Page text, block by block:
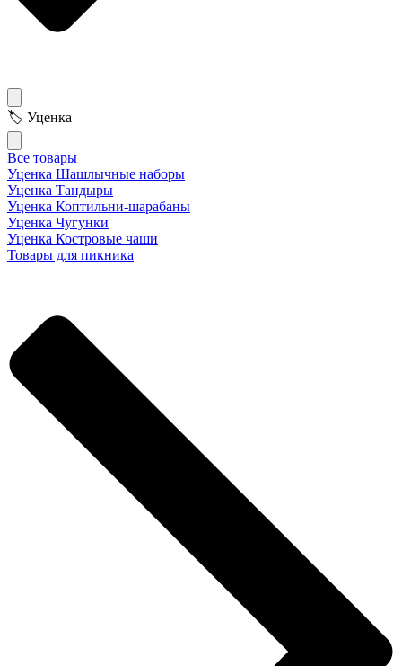
🏷 Уценка
Все товары
Уценка Шашлычные наборы
Уценка Тандыры
Уценка Коптильни-шарабаны
Уценка Чугунки
Уценка Костровые чаши
Товары для пикника